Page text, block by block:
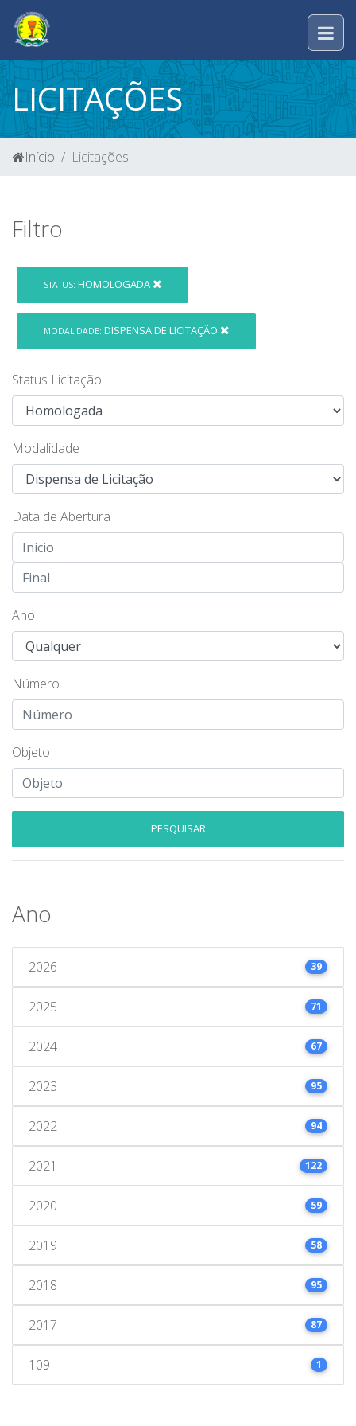
LICITAÇÕES
Início Licitações
Filtro
STATUS: HOMOLOGADA
MODALIDADE: DISPENSA DE LICITAÇÃO
Status Licitação
Modalidade
Data de Abertura
Ano
Número
Objeto
PESQUISAR
Ano
2026 39
2025 71
2024 67
2023 95
2022 94
2021 122
2020 59
2019 58
2018 95
2017 87
109 1